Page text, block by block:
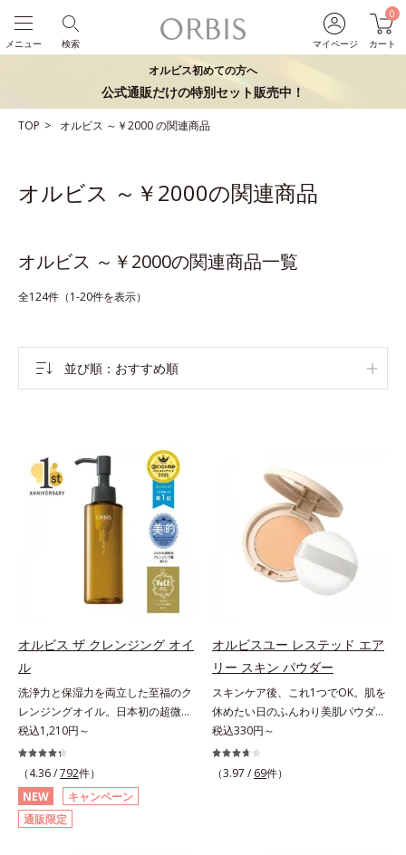
マイページ
0
カート
検索
メニュー
オルビス初めての方へ
公式通販だけの特別セット販売中！
TOP オルビス ～￥2000の関連商品
オルビス ～￥2000の関連商品
オルビス ～￥2000の関連商品一覧
全124件（1-20件を表示）
並び順 おすすめ順
オルビス ザ クレンジング オイ
ル
洗浄力と保湿力を両立した至福のク
レンジングオイル。日本初の超微粒
子技術(*1)が毛穴奥の微細な汚れに
アプローチ。圧倒的な洗浄力と毛穴
悩みに着目したクレンジングオイル
です。日本初・超微粒子技術(*1)
で、さっと塗り広げるだけで濃いメ
イクはもちろん毛穴悩みも取り去
税込1,210円～
（4.36 /792件）
NEW
キャンペーン
通販限定
オルビスユー レステッド エア
リー スキン パウダー
スキンケア後、これ1つでOK。肌を
休めたい日のふんわり美肌パウダ
ー。ふんわり美肌が叶う、うるおい
パウダーです。3色の光を操るパウ
ダーがツヤと透明感を演出。ソフト
税込330円～
（3.97 / 69件）